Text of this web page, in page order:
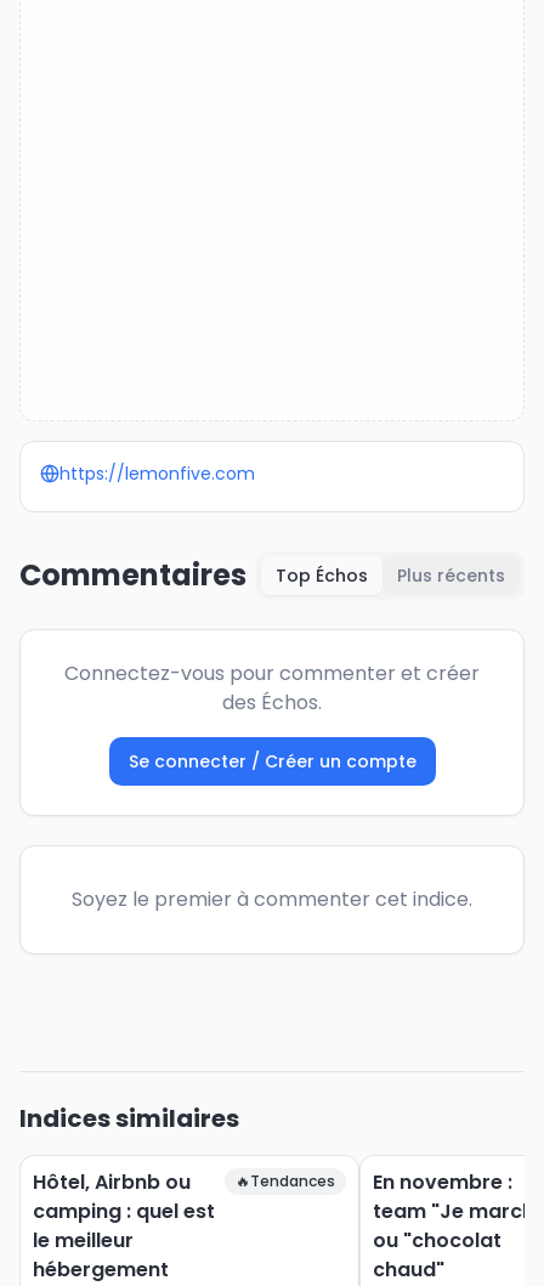
https://lemonfive.com
Commentaires Top Échos Plus récents
Connectez-vous pour commenter et créer
des Échos.
Se connecter / Créer un compte
Soyez le premier à commenter cet indice.
Indices similaires
Hôtel, Airbnb ou
camping : quel est
le meilleur
hébergement
🔥Tendances
En novembre :
team "Je
ou "chocolat
chaud"